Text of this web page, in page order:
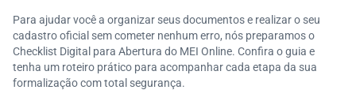
Para ajudar você a organizar seus documentos e realizar o seu
cadastro oficial sem cometer nenhum erro, nós preparamos o
Checklist Digital para Abertura do MEI Online. Confira o guia e
tenha um roteiro prático para acompanhar cada etapa da sua
formalização com total segurança.